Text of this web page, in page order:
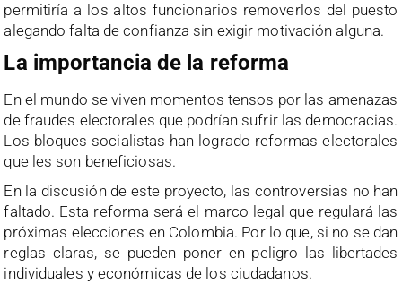
permitiría a los altos funcionarios removerlos del puesto
alegando falta de confianza sin exigir motivación alguna.
La importancia de la reforma
En el mundo se viven momentos tensos por las amenazas
de fraudes electorales que podrían sufrir las democracias.
Los bloques socialistas han logrado reformas electorales
que les son beneficiosas.
En la discusión de este proyecto, las controversias no han
faltado. Esta reforma será el marco legal que regulará las
próximas elecciones en Colombia. Por lo que, si no se dan
reglas claras, se pueden poner en peligro las libertades
individuales y económicas de los ciudadanos.